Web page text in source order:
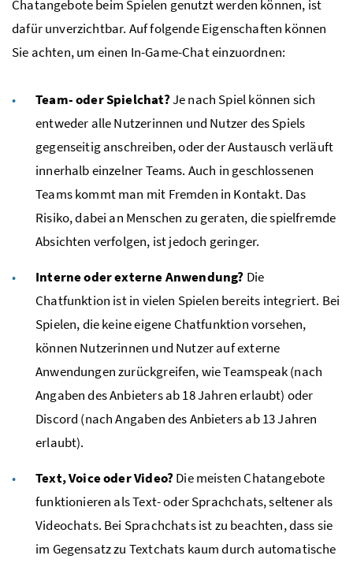
Chatangebote beim Spielen genutzt werden können, ist
dafür unverzichtbar. Auf folgende Eigenschaften können
Sie achten, um einen In-Game-Chat einzuordnen:
Team- oder Spielchat?Je nach Spiel können sich
entweder alle Nutzerinnen und Nutzer des Spiels
gegenseitig anschreiben, oder der Austausch verläuft
innerhalb einzelner Teams. Auch in geschlossenen
Teams kommt man mit Fremden in Kontakt. Das
Risiko, dabei an Menschen zu geraten, die spielfremde
Absichten verfolgen, ist jedoch geringer.
Interne oder externe Anwendung? Die
Chatfunktion ist in vielen Spielen bereits integriert. Bei
Spielen, die keine eigene Chatfunktion vorsehen,
können Nutzerinnen und Nutzer auf externe
Anwendungen zurückgreifen, wie Teamspeak (nach
Angaben des Anbieters ab 18 Jahren erlaubt) oder
Discord (nach Angaben des Anbieters ab 13 Jahren
erlaubt).
Text, Voice oder Video? Die meisten Chatangebote
funktionieren als Text- oder Sprachchats, seltener als
Videochats. Bei Sprachchats ist zu beachten, dass sie
im Gegensatz zu Textchats kaum durch automatische